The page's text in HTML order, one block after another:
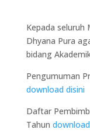
Kepada seluruh
Dhyana Pura
bidang
Pengumuman
download disini
Daftar
Tahun